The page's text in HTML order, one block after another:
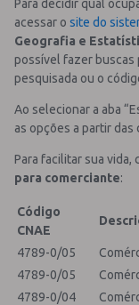
Para decidir qual
acessar o site do
Geografia e
possível fazer buscas
pesquisada ou o
Ao selecionar a aba
as opções a partir
Para facilitar sua vida,
para comerciante:
Código
CNAE
4789-0/05
4789-0/05
4789-0/04